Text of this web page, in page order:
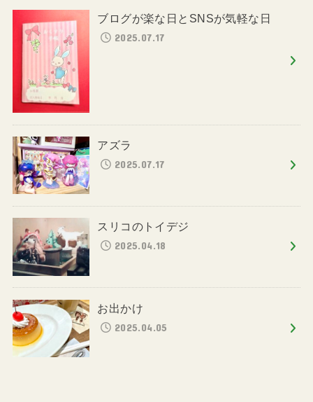
ブログが楽な日とSNSが気軽な日
2025.07.17
アズラ
2025.07.17
スリコのトイデジ
2025.04.18
お出かけ
2025.04.05